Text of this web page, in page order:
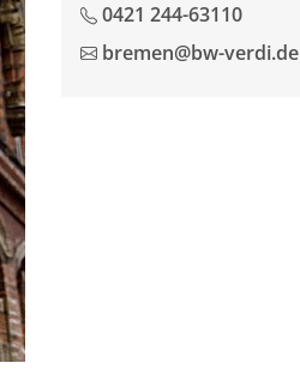
0421 244-63110
bremen@bw-verdi.de